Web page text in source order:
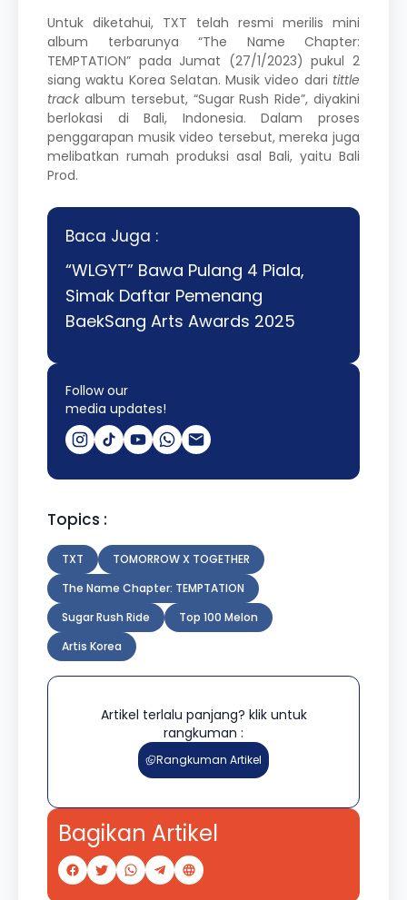
Untuk diketahui, TXT telah resmi merilis mini
album terbarunya “The Name Chapter:
TEMPTATION” pada Jumat (27/1/2023) pukul 2
siang waktu Korea Selatan.Musik video dari tittle
trackalbum tersebut, “Sugar Rush Ride”, diyakini
berlokasi di Bali, Indonesia. Dalam proses
penggarapan musik video tersebut, mereka juga
melibatkan rumah produksi asal Bali, yaitu Bali
Prod.
Baca Juga :
“WLGYT” Bawa Pulang 4 Piala,
Simak Daftar Pemenang
BaekSang Arts Awards 2025
Follow our
media updates!
Topics :
TXT
TOMORROW X TOGETHER
The Name Chapter: TEMPTATION
Sugar Rush Ride
Top 100 Melon
Artis Korea
Artikel terlalu panjang? klik untuk
rangkuman :
Rangkuman Artikel
Bagikan Artikel